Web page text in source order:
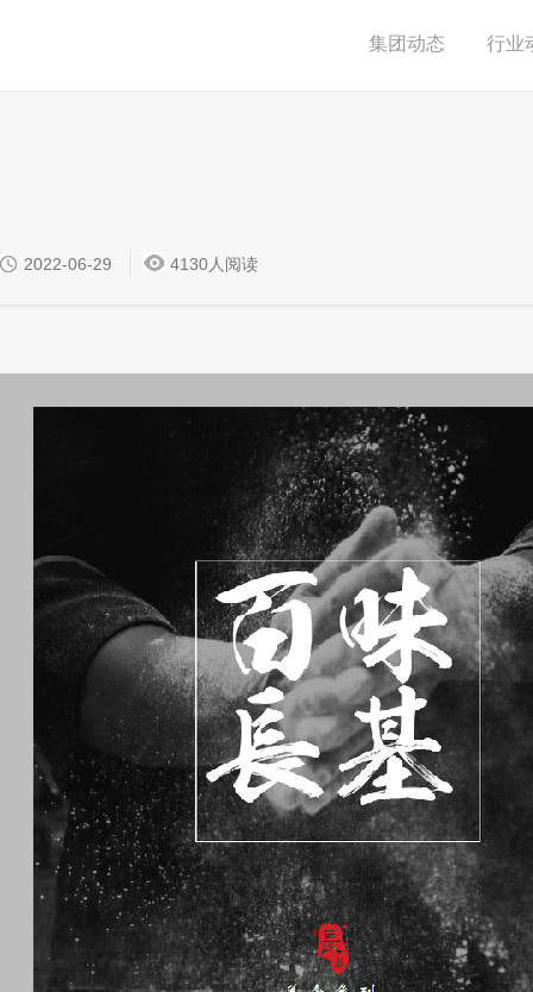
集团动态 行业
2022-06-29 4130人阅读